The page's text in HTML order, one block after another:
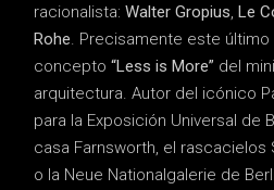
racionalista:Walter Gropius,Le
Rohe. Precisamente este
concepto“Less is More” del
arquitectura. Autor del icónico
para la Exposición Universal de
casa Farnsworth, el rascacielos
o la Neue Nationalgalerie de